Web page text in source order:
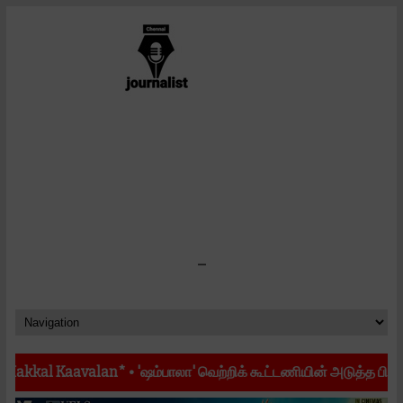
-
•'ஷம்பாலா' வெற்றிக் கூட்டணியின் அடுத்த பிரம்மாண்ட